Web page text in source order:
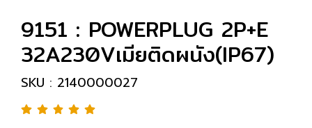
9151 : POWERPLUG 2P+E
32A230Vเมียติดผนัง(IP67)
SKU : 2140000027